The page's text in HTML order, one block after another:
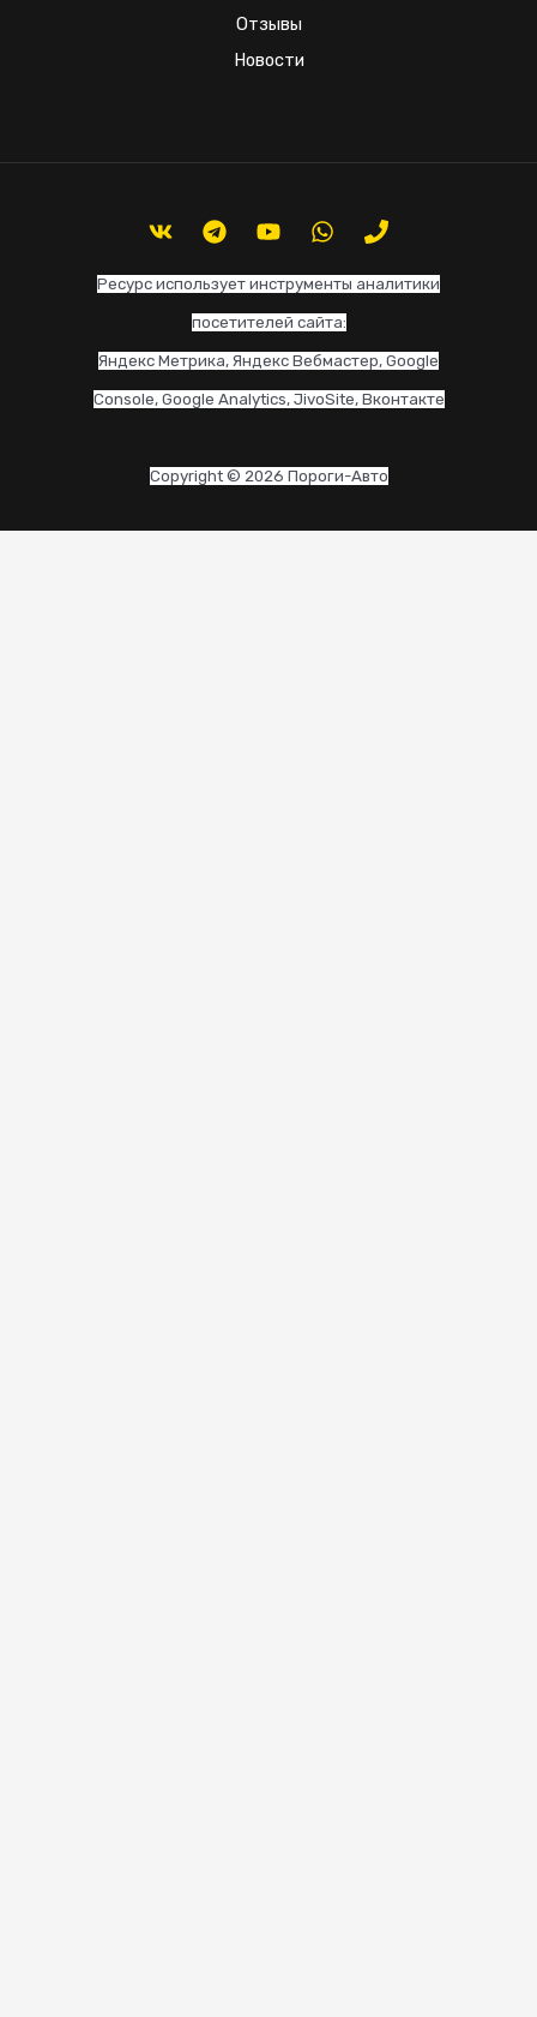
Отзывы
Новости
Ресурс использует инструменты аналитики
посетителей сайта:
Яндекс Метрика, Яндекс Вебмастер, Google
Console, Google Analytics, JivoSite, Вконтакте
Copyright © 2026 Пороги-Авто